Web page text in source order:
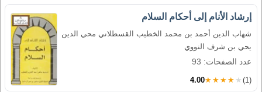
إرشاد الأنام إلى أحكام السلام
شهاب الدين أحمد بن محمد الخطيب القسطلاني محي الدين
يحي بن شرف النووي
عدد الصفحات: 93
4.00★★★★★ (1)